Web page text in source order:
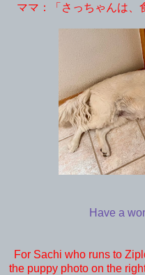
ママ：「さっちゃんは、
Have a
For Sachi who runs to
the puppy photo on the